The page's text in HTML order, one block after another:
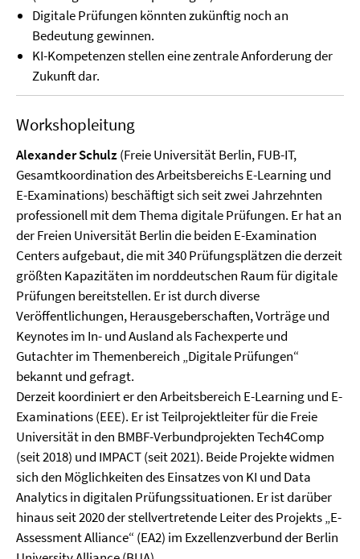
Digitale Prüfungen könnten zukünftig noch an
Bedeutung gewinnen.
KI-Kompetenzen stellen eine zentrale Anforderung der
Zukunft dar.
Workshopleitung
Alexander Schulz(Freie Universität Berlin, FUB-IT,
Gesamtkoordination des Arbeitsbereichs E-Learning und
E-Examinations) beschäftigt sich seit zwei Jahrzehnten
professionell mit dem Thema digitale Prüfungen. Er hat an
der Freien Universität Berlin die beiden E-Examination
Centers aufgebaut, die mit 340 Prüfungsplätzen die derzeit
größten Kapazitäten im norddeutschen Raum für digitale
Prüfungen bereitstellen. Er ist durch diverse
Veröffentlichungen, Herausgeberschaften, Vorträge und
Keynotes im In- und Ausland als Fachexperte und
Gutachter im Themenbereich „Digitale Prüfungen“
bekannt und gefragt.
Derzeit koordiniert er den Arbeitsbereich E-Learning und E-
Examinations (EEE). Er ist Teilprojektleiter für die Freie
Universität in den BMBF-Verbundprojekten Tech4Comp
(seit 2018) und IMPACT (seit 2021). Beide Projekte widmen
sich den Möglichkeiten des Einsatzes von KI und Data
Analytics in digitalen Prüfungssituationen. Er ist darüber
hinaus seit 2020 der stellvertretende Leiter des Projekts „E-
Assessment Alliance“ (EA2) im Exzellenzverbund der Berlin